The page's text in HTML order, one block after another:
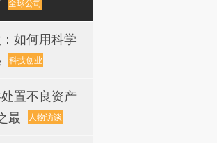
全球公司
如何用科学
科技创业
置不良资产
最
人物访谈